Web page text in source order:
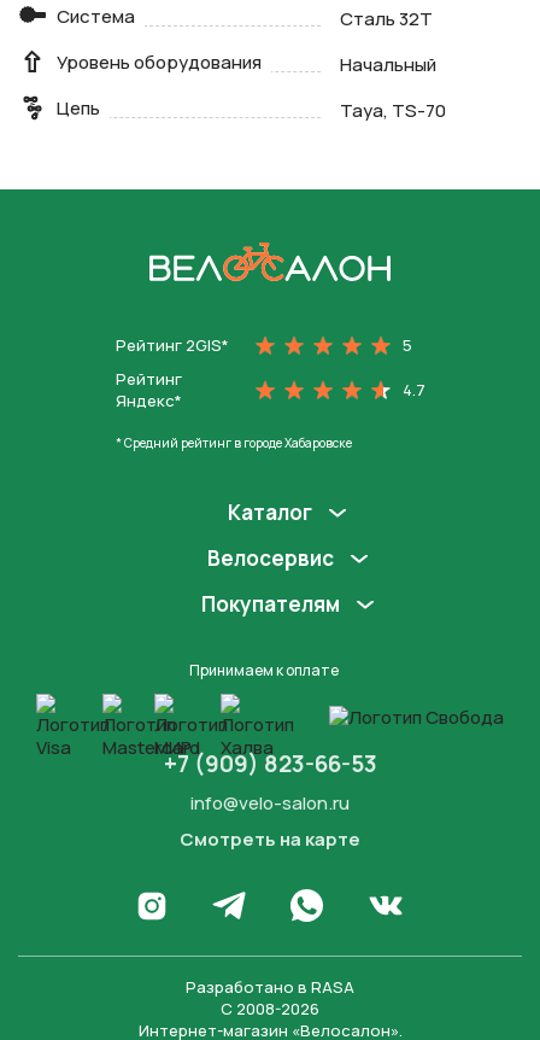
Система
Сталь 32Т
Уровень оборудования
Начальный
Цепь
Taya, TS-70
Рейтинг 2GIS*
5
Рейтинг
Яндекс*
4.7
* Средний рейтинг в городе Хабаровске
Каталог
Велосервис
Покупателям
Принимаем к оплате
+7 (909) 823-66-53
info@velo-salon.ru
Смотреть на карте
Перейти в Инстаграм
Написать в Телеграм
Написать в WhatsApp
Перейти во
Разработано в RASA
С 2008-2026
Интернет-магазин «Велосалон».